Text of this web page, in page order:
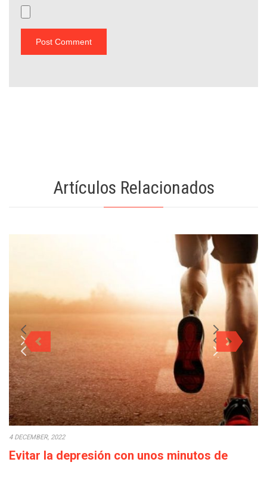
Artículos Relacionados
4 DECEMBER, 2022
Evitar la depresión con unos minutos de